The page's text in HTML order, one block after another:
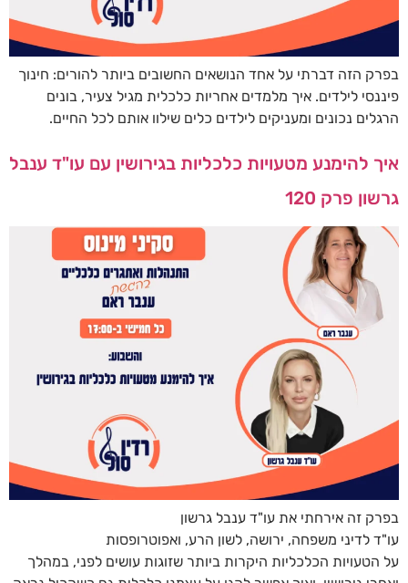
בפרק הזה דברתי על אחד הנושאים החשובים ביותר להורים: חינוך
פיננסי לילדים. איך מלמדים אחריות כלכלית מגיל צעיר, בונים
הרגלים נכונים ומעניקים לילדים כלים שילוו אותם לכל החיים.
איך להימנע מטעויות כלכליות בגירושין עם עו"ד ענבל
גרשון פרק 120
בפרק זה אירחתי את עו"ד ענבל גרשון
עו"ד לדיני משפחה, ירושה, לשון הרע, ואפוטרופסות
על הטעויות הכלכליות היקרות ביותר שזוגות עושים לפני, במהלך